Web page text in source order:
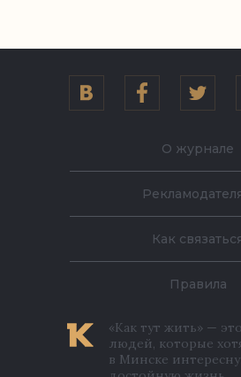
«Как тут жить» —
людей, которые
в Минске
О журнале
Как
Правила